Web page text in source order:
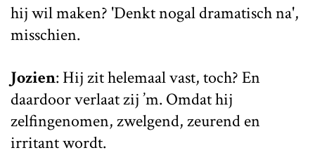
hij wil maken? 'Denkt nogal dramatisch na',
misschien.
Jozien: Hij zit helemaal vast, toch? En
daardoor verlaat zij ’m. Omdat hij
zelfingenomen, zwelgend, zeurend en
irritant wordt.